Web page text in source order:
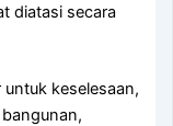
diatasi secara
keselesaan,